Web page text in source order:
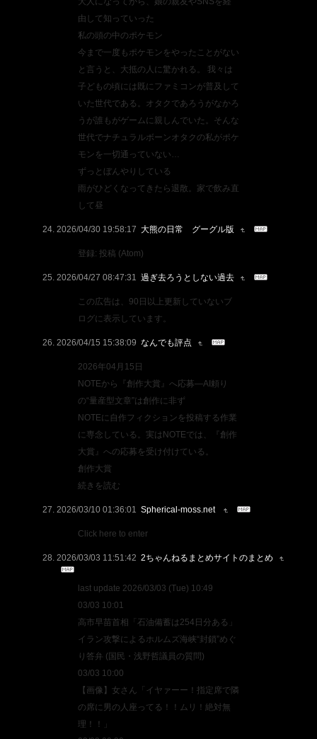
由して知っていった
私の頭の中のポケモン
今まで一度もポケモンをやったことがない
と言うと、大抵の人に驚かれる。 我々は
子どもの頃には既にファミコンが普及して
いた世代である。オタクであろうがなかろ
うが誰もがゲームに親しんでいた。そんな
世代でナチュラルボーンオタクの私がポケ
モンを一切通っていない…
ずっとぼんやりしている
雨がひどくなってきたら退散。家で飲み直
して昼
2026/04/30 19:58:17 大熊の日常 グーグル版
登録: 投稿 (Atom)
2026/04/27 08:47:31 過ぎ去ろうとしない過去
この広告は、90日以上更新していないブ
ログに表示しています。
2026/04/15 15:38:09 なんでも評点
2026年04月15日
NOTEから『創作大賞』へ応募―AI頼り
の“量産型文章”は創作に非ず
NOTEに自作フィクションを投稿する作業
に専念している。実はNOTEでは、『創作
大賞』への応募を受け付けている。
創作大賞
続きを読む
2026/03/10 01:36:01 Spherical-moss.net
Click here to enter
2026/03/03 11:51:42 2ちゃんねるまとめサイトのまとめ
last update 2026/03/03 (Tue) 10:49
03/03 10:01
高市早苗首相「石油備蓄は254日分ある」
イラン攻撃によるホルムズ海峡“封鎖”めぐ
り答弁 (国民・浅野哲議員の質問)
03/03 10:00
【画像】女さん「イヤァーー！指定席で隣
の席に男の人座ってる！！ムリ！絶対無
理！！」